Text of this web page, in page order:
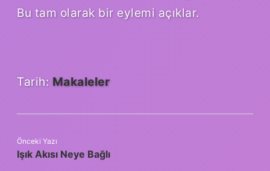
Bu tam olarak bir eylemi açıklar.
Tarih: Makaleler
Önceki Yazı
Işık Akısı Neye Bağlı